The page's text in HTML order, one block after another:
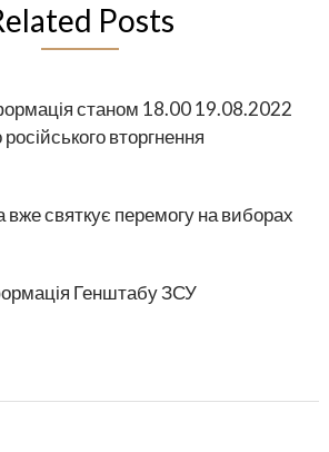
Posts
станом 18.00 19.08.2022
вторгнення
святкує перемогу на виборах
Генштабу ЗСУ